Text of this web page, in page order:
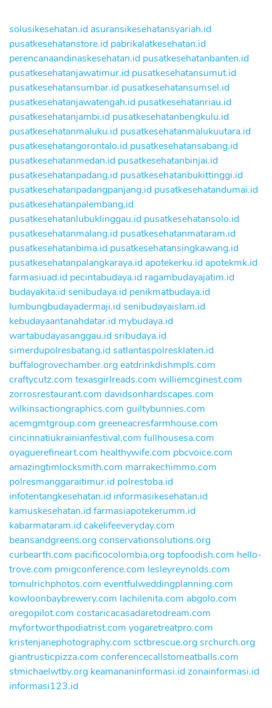
solusikesehatan.id asuransikesehatansyariah.id
pusatkesehatanstore.id pabrikalatkesehatan.id
perencanaandinaskesehatan.id pusatkesehatanbanten.id
pusatkesehatanjawatimur.id pusatkesehatansumut.id
pusatkesehatansumbar.id pusatkesehatansumsel.id
pusatkesehatanjawatengah.id pusatkesehatanriau.id
pusatkesehatanjambi.id pusatkesehatanbengkulu.id
pusatkesehatanmaluku.id pusatkesehatanmalukuutara.id
pusatkesehatangorontalo.id pusatkesehatansabang.id
pusatkesehatanmedan.id pusatkesehatanbinjai.id
pusatkesehatanpadang.id pusatkesehatanbukittinggi.id
pusatkesehatanpadangpanjang.id pusatkesehatandumai.id
pusatkesehatanpalembang.id
pusatkesehatanlubuklinggau.id pusatkesehatansolo.id
pusatkesehatanmalang.id pusatkesehatanmataram.id
pusatkesehatanbima.id pusatkesehatansingkawang.id
pusatkesehatanpalangkaraya.id apotekerku.id apotekmk.id
farmasiuad.id pecintabudaya.id ragambudayajatim.id
budayakita.idsenibudaya.id penikmatbudaya.id
lumbungbudayadermaji.idsenibudayaislam.id
kebudayaantanahdatar.id mybudaya.id
wartabudayasanggau.idsribudaya.id
simerdupolresbatang.idsatlantaspolresklaten.id
buffalogrovechamber.orgeatdrinkdishmpls.com
craftycutz.com texasgirlreads.com williemcginest.com
zorrosrestaurant.com davidsonhardscapes.com
wilkinsactiongraphics.com guiltybunnies.com
acemgmtgroup.com greeneacresfarmhouse.com
cincinnatiukrainianfestival.com fullhousesa.com
oyaguerefineart.com healthywife.com pbcvoice.com
amazingtimlocksmith.com marrakechimmo.com
polresmanggaraitimur.id polrestoba.id
infotentangkesehatan.id informasikesehatan.id
kamuskesehatan.idfarmasiapotekerumm.id
kabarmataram.idcakelifeeveryday.com
beansandgreens.orgconservationsolutions.org
curbearth.com pacificocolombia.orgtopfoodish.com hello-
trove.com pmigconference.com lesleyreynolds.com
tomulrichphotos.com eventfulweddingplanning.com
kowloonbaybrewery.com lachilenita.com abgolo.com
oregopilot.com costaricacasadaretodream.com
myfortworthpodiatrist.com yogaretreatpro.com
kristenjanephotography.com sctbrescue.orgsrchurch.org
giantrusticpizza.com conferencecallstomeatballs.com
stmichaelwtby.org keamananinformasi.idzonainformasi.id
informasi123.id